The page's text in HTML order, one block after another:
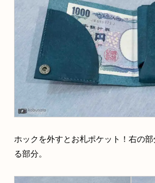
ホックを外すとお札ポケット！右の
る部分。